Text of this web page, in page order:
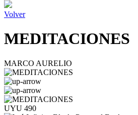
Volver
MEDITACIONES
MARCO AURELIO
UYU 490